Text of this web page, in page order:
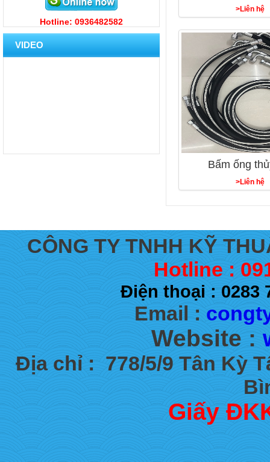
Hotline: 0936482582
VIDEO
>Liên hệ
Bấm ống
>Liên hệ
CÔNG TY TNHH KỸ
Hotline :
Điện thoại :
Email :
Website :
Địa chỉ : 778/5/9 Tân Kỳ
Giấy